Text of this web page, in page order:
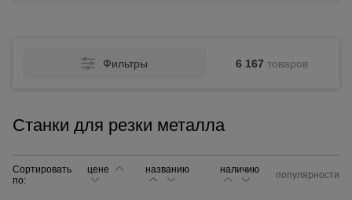
Фильтры 6 167 товаров
Станки для резки металла
Сортировать
по:
цене названию наличию популярности